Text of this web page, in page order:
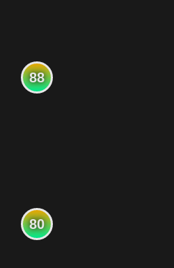
88
80